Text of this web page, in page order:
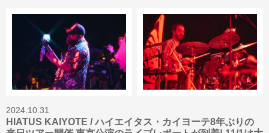
2024.10.31
HIATUS KAIYOTE / ハイエイタス・カイヨーテ8年ぶりの